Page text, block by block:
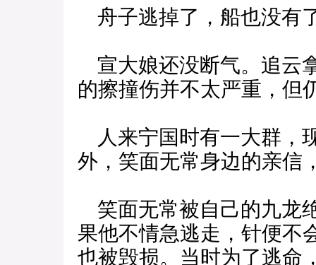
舟子逃掉了，船也没有
宣大娘还没断气。追云
的擦撞伤并不太严重，但
人来宁国时有一大群，
外，笑面无常身边的亲信
笑面无常被自己的九龙
果他不情急逃走，针便不
也被毁损。当时为了逃命